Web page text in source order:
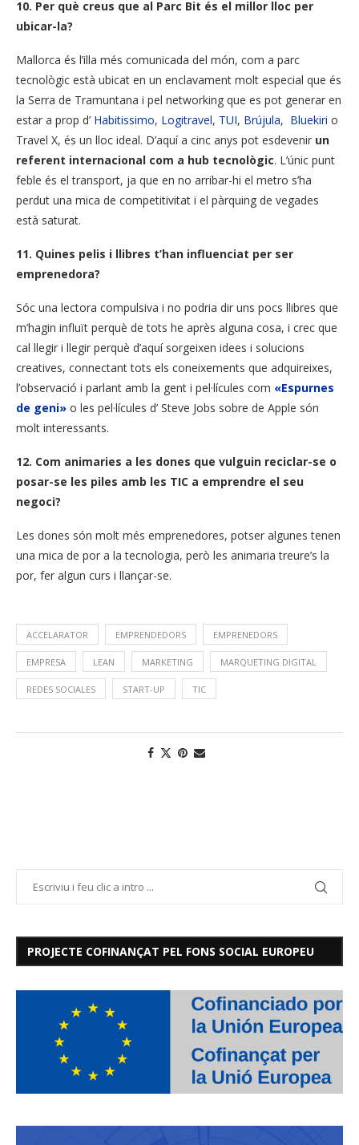
10. Per què creus que al Parc Bit és el millor lloc per
ubicar-la?
Mallorca és l’illa més comunicada del món, com a parc
tecnològic està ubicat en un enclavament molt especial que és
la Serra de Tramuntana i pel networking que es pot generar en
estar a prop d’ Habitissimo, Logitravel, TUI, Brújula, Bluekiri o
Travel X, és un lloc ideal. D’aquí a cinc anys pot esdevenir un
referent internacional com a hub tecnològic. L’únic punt
feble és el transport, ja que en no arribar-hi el metro s’ha
perdut una mica de competitivitat i el pàrquing de vegades
està saturat.
11. Quines pelis i llibres t’han influenciat per ser
emprenedora?
Sóc una lectora compulsiva i no podria dir uns pocs llibres que
m’hagin influït perquè de tots he après alguna cosa, i crec que
cal llegir i llegir perquè d’aquí sorgeixen idees i solucions
creatives, connectant tots els coneixements que adquireixes,
l’observació i parlant amb la gent i pel·lícules com «Espurnes
de geni» o les pel·lícules d’ Steve Jobs sobre de Apple són
molt interessants.
12. Com animaries a les dones que vulguin reciclar-se o
posar-se les piles amb les TIC a emprendre el seu
negoci?
Les dones són molt més emprenedores, potser algunes tenen
una mica de por a la tecnologia, però les animaria treure’s la
por, fer algun curs i llançar-se.
ACCELARATOR EMPRENDEDORS EMPRENEDORS
EMPRESA LEAN MARKETING MARQUETING DIGITAL
REDES SOCIALES START-UP TIC
PROJECTE COFINANÇAT PEL FONS SOCIAL EUROPEU